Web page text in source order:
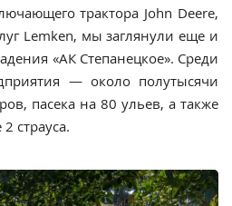
трактора John Deere,
Lemken, мы заглянули еще и
«АК Степанецкое». Среди
— около полутысячи
пасека на 80 ульев, а также
страуса.